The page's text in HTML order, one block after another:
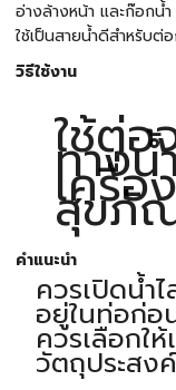
อ่างล้างหน้า และก๊อกน้ำ
ใช้เป็นสายน้ำดีสำหรับ
วิธีใช้งาน
ใช้ต่อ
ทางน้
เครื่อ
สุขภั
คำแนะนำ
ควรเปิดน้ำ
อยู่ในท่อก่
ควรเลือกใ
วัตถุประสง